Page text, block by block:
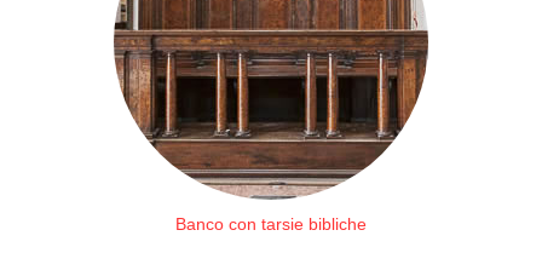
Banco con tarsie bibliche